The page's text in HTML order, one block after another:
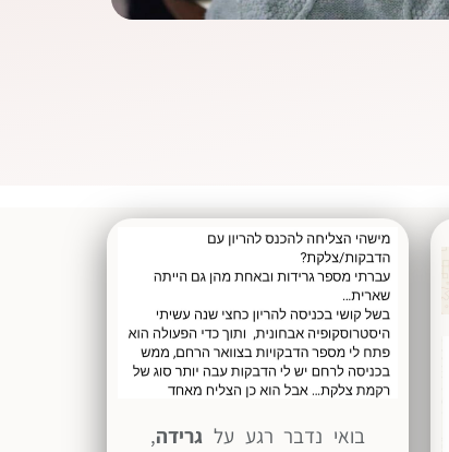
בואי נדבר רגע על גרידה,